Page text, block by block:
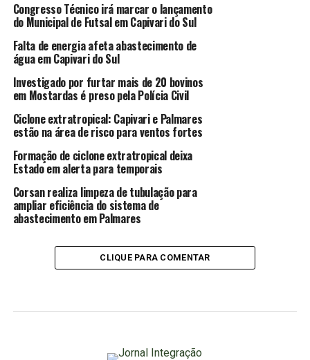
Congresso Técnico irá marcar o lançamento
do Municipal de Futsal em Capivari do Sul
Falta de energia afeta abastecimento de
água em Capivari do Sul
Investigado por furtar mais de 20 bovinos
em Mostardas é preso pela Polícia Civil
Ciclone extratropical: Capivari e Palmares
estão na área de risco para ventos fortes
Formação de ciclone extratropical deixa
Estado em alerta para temporais
Corsan realiza limpeza de tubulação para
ampliar eficiência do sistema de
abastecimento em Palmares
CLIQUE PARA COMENTAR